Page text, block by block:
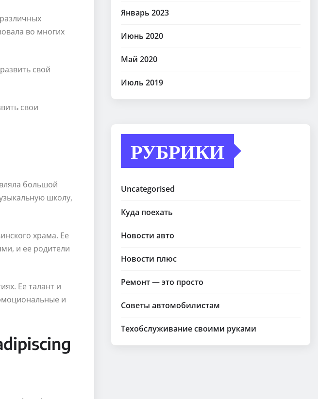
во многих
свой
свои
большой
школу,
храма. Ее
и ее родители
Ее талант и
и
Январь 2023
Июнь 2020
Май 2020
Июль 2019
РУБРИКИ
Uncategorised
Куда поехать
Новости авто
Новости плюс
Ремонт — это просто
Советы автомобилистам
Техобслуживание своими руками